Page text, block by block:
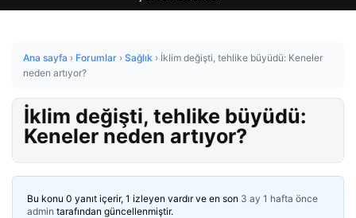
Ana sayfa › Forumlar › Sağlık › İklim değişti, tehlike büyüdü: Keneler
neden artıyor?
İklim değişti, tehlike büyüdü:
Keneler neden artıyor?
Bu konu 0 yanıt içerir, 1 izleyen vardır ve en son 3 ay 1 hafta önce
admin tarafından güncellenmiştir.